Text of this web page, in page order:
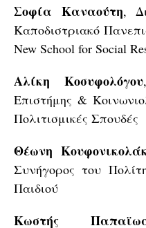
Σοφία Καναούτη,
Καποδιστριακό
New School for Social
Αλίκη Κοσυφολόγου
Επιστήμης &
Πολιτισμικές Σπουδές
Θέωνη
Συνήγορος του
Παιδιού
Κωστής